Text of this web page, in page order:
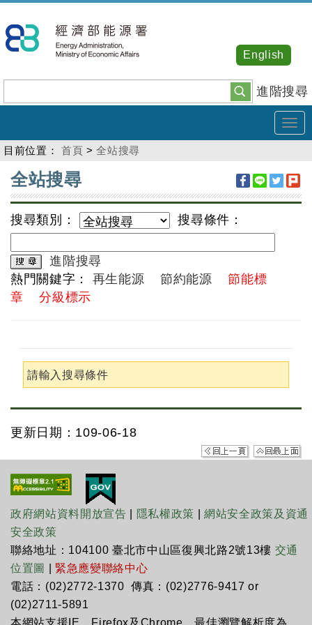
到
主
內
容
進階搜尋
English
目前位置： 首頁 >全站搜尋
:::
全站搜尋
搜尋類別： 搜尋條件：
進階搜尋
熱門關鍵字： 再生能源 節約能源
節能標
章
分級標示
請輸入搜尋條件
更新日期：109-06-18
政府網站資料開放宣告 隱私權政策 |網站安全政策及資通
安全政策
聯絡地址：104100 臺北市中山區復興北路2號13樓 交通
位置圖
緊急應變聯絡中心
電話：(02)2772-1370 傳真：(02)2776-9417 or
(02)2711-5891
本網站支援IE、Firefox及Chrome，最佳瀏覽解析度為